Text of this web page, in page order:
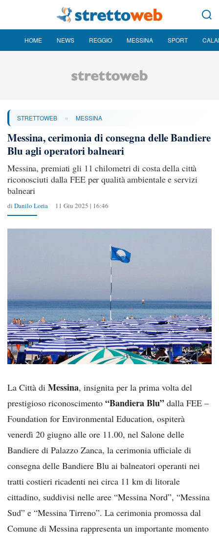
HOME NEWS REGGIO MESSINA SPORT
STRETTOWEB » MESSINA
Messina, cerimonia di consegna delle Bandiere
Blu agli operatori balneari
Messina, premiati gli 11 chilometri di costa della città
riconosciuti dalla FEE per qualità ambientale e servizi
balneari
di Danilo Loria 11 Giu 2025 | 16:46
La Città di Messina, insignita per la prima volta del
prestigioso riconoscimento “Bandiera Blu” dalla FEE –
Foundation for Environmental Education, ospiterà
venerdì 20 giugno alle ore 11.00, nel Salone delle
Bandiere di Palazzo Zanca, la cerimonia ufficiale di
consegna delle Bandiere Blu ai balneatori operanti nei
tratti costieri ricadenti nei circa 11 km di litorale
cittadino, suddivisi nelle aree “Messina Nord”, “Messina
Sud” e “Messina Tirreno”. La cerimonia promossa dal
Comune di Messina rappresenta un importante momento